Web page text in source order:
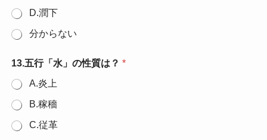
D.潤下
分からない
13.五行「水」の性質は？ *
A.炎上
B.稼穡
C.従革